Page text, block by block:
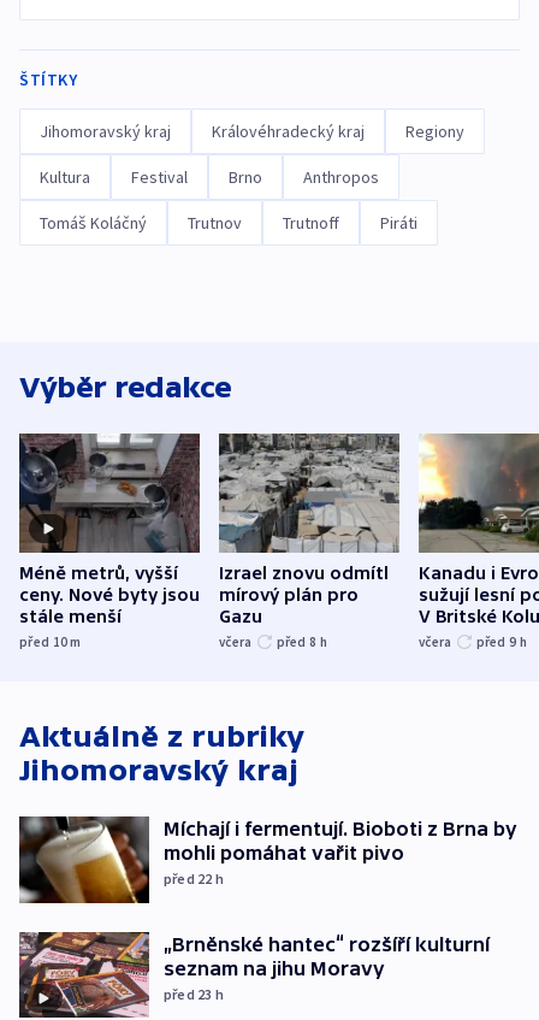
ŠTÍTKY
Jihomoravský kraj Královéhradecký kraj Regiony
Kultura Festival Brno Anthropos
Tomáš Koláčný Trutnov Trutnoff Piráti
Výběr redakce
Méně metrů, vyšší
ceny. Nové byty jsou
stále menší
před 10m
Izrael znovu odmítl
mírový plán pro
Gazu
včera před 8 h
Kanadu i
sužují lesní
V Britské
evakuovali
včera před 9 h
Aktuálně z rubriky
Jihomoravský kraj
Míchají i fermentují. Bioboti z Brna by
mohli pomáhat vařit pivo
před 22 h
„Brněnské hantec“ rozšíří kulturní
seznam na jihu Moravy
před 23 h